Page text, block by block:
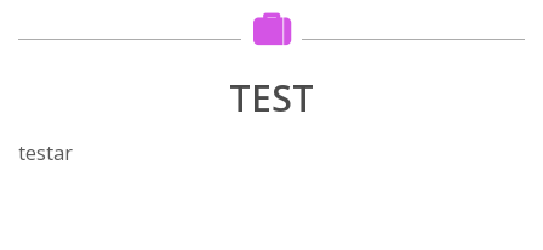
TEST
testar